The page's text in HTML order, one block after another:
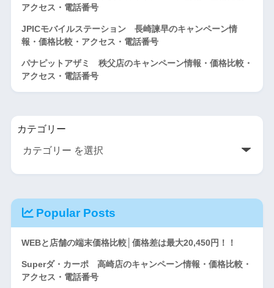
アクセス・電話番号
JPICモバイルステーション 長崎諫早のキャンペーン情
報・価格比較・アクセス・電話番号
パナピットアザミ 秩父店のキャンペーン情報・価格比較・
アクセス・電話番号
カテゴリー
Popular Posts
WEBと店舗の端末価格比較│価格差は最大20,450円！！
Superダ・カーポ 高崎店のキャンペーン情報・価格比較・
アクセス・電話番号